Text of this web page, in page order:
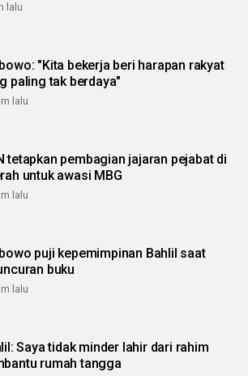
lalu
"Kita bekerja beri harapan rakyat
paling tak berdaya"
lalu
tetapkan pembagian jajaran pejabat di
untuk awasi MBG
lalu
puji kepemimpinan Bahlil saat
buku
lalu
Saya tidak minder lahir dari rahim
rumah tangga